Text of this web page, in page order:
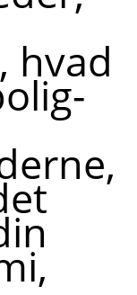
hvad